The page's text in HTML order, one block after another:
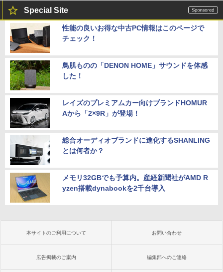
￥148,700
Special Site
性能の良いお得な中古PC情報はこのページで
チェック！
鳥肌ものの「DENON HOME」サウンドを体感
した！
レイズのプレミアムカー向けブランドHOMUR
Aから「2×9R」が登場！
総合オーディオブランドに進化するSHANLING
とは何者か？
メモリ32GBでも予算内。産経新聞社がAMD R
yzen搭載dynabookを2千台導入
本サイトのご利用について お問い合わせ
広告掲載のご案内 編集部へのご連絡